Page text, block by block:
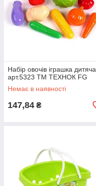
Набір овочів іграшка дитяча
арт.5323 ТМ ТЕХНОК FG
Немає в наявності
147,84 ₴